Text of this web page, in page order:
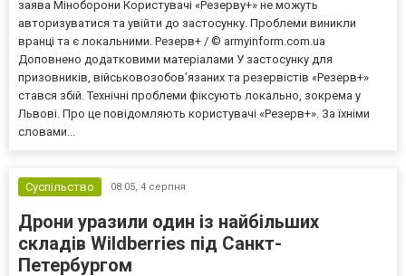
заява Міноборони Користувачі «Резерву+» не можуть
авторизуватися та увійти до застосунку. Проблеми виникли
вранці та є локальними. Резерв+ / © armyinform.com.ua
Доповнено додатковими матеріалами У застосунку для
призовників, військовозобов’язаних та резервістів «Резерв+»
стався збій. Технічні проблеми фіксують локально, зокрема у
Львові. Про це повідомляють користувачі «Резерв+». За їхніми
словами...
Суспільство 08:05, 4 серпня
Дрони уразили один із найбільших
складів Wildberries під Санкт-
Петербургом